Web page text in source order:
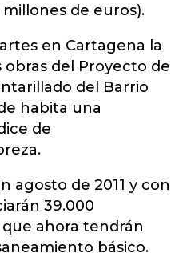
millones de euros).
en Cartagena la
del Proyecto de
del Barrio
habita una
de
agosto de 2011 y con
39.000
ahora tendrán
básico.